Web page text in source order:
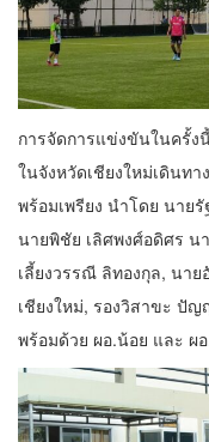
การจัดการแข่งขันในครั้ง
ในจังหวัดเชียงใหม่เดินท
พร้อมเพรียง นำโดย นาย
นายพิชัย เลิศพงศ์อดิศร น
เลี้ยงวรรณี ลิทองกุล, นา
เชียงใหม่, รองวิสาขะ ปั
พร้อมด้วย ผอ.น้อย และ ผ